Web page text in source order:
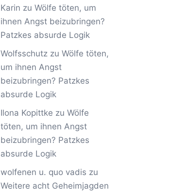
Karin zu Wölfe töten, um
ihnen Angst beizubringen?
Patzkes absurde Logik
Wolfsschutzzu Wölfe töten,
um ihnen Angst
beizubringen? Patzkes
absurde Logik
Ilona Kopittke zu Wölfe
töten, um ihnen Angst
beizubringen? Patzkes
absurde Logik
wolfenen u. quo vadis zu
Weitere acht Geheimjagden